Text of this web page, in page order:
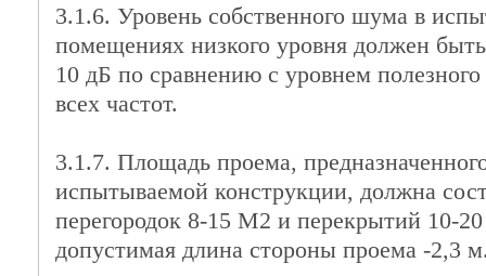
3.1.6. Уровень собственного шума в
помещениях низкого уровня должен
10 дБ по сравнению с уровнем полезного
всех частот.
3.1.7. Площадь проема,
испытываемой конструкции, должна
перегородок 8-15 М2 и перекрытий 10-
допустимая длина стороны проема -2,3